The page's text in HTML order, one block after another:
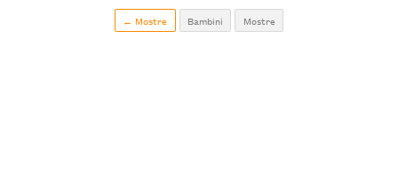
← Mostre Bambini Mostre